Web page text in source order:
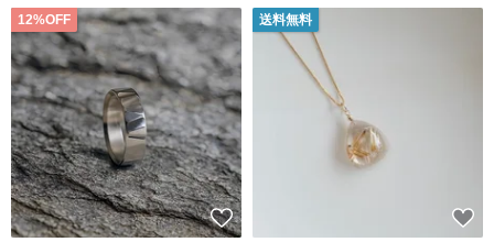
12%OFF 送料無料